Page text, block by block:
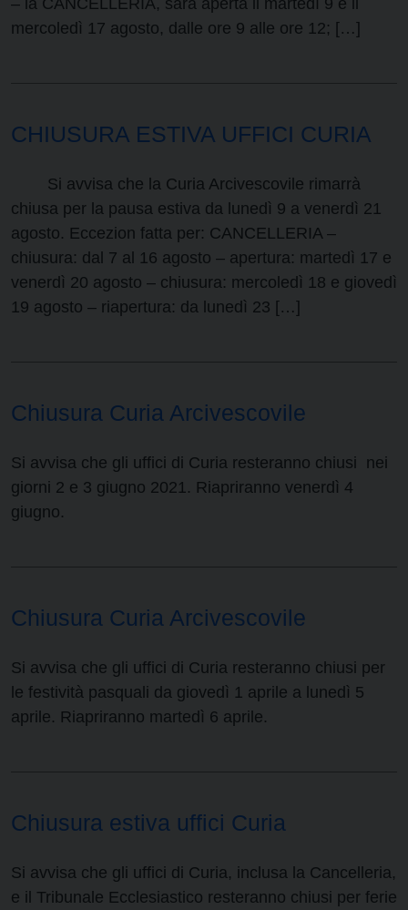
– la CANCELLERIA, sarà aperta il martedì 9 e il
mercoledì 17 agosto, dalle ore 9 alle ore 12; […]
CHIUSURA ESTIVA UFFICI CURIA
Si avvisa che la Curia Arcivescovile rimarrà
chiusa per la pausa estiva da lunedì 9 a venerdì 21
agosto. Eccezion fatta per: CANCELLERIA –
chiusura: dal 7 al 16 agosto – apertura: martedì 17 e
venerdì 20 agosto – chiusura: mercoledì 18 e giovedì
19 agosto – riapertura: da lunedì 23 […]
Chiusura Curia Arcivescovile
Si avvisa che gli uffici di Curia resteranno chiusi nei
giorni 2 e 3 giugno 2021. Riapriranno venerdì 4
giugno.
Chiusura Curia Arcivescovile
Si avvisa che gli uffici di Curia resteranno chiusi per
le festività pasquali da giovedì 1 aprile a lunedì 5
aprile. Riapriranno martedì 6 aprile.
Chiusura estiva uffici Curia
Si avvisa che gli uffici di Curia, inclusa la Cancelleria,
e il Tribunale Ecclesiastico resteranno chiusi per ferie